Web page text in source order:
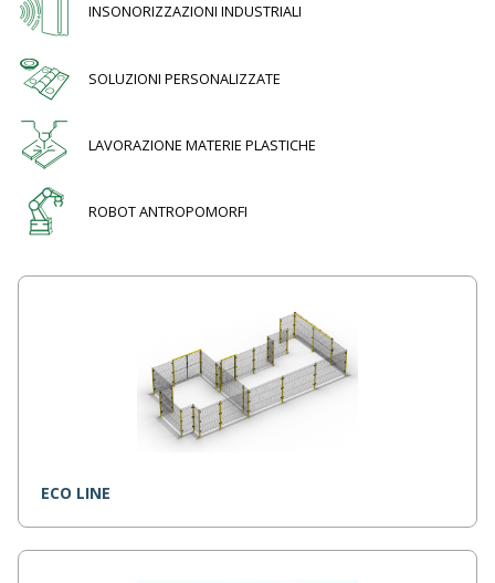
INSONORIZZAZIONI INDUSTRIALI
SOLUZIONI PERSONALIZZATE
LAVORAZIONE MATERIE PLASTICHE
ROBOT ANTROPOMORFI
ECO LINE